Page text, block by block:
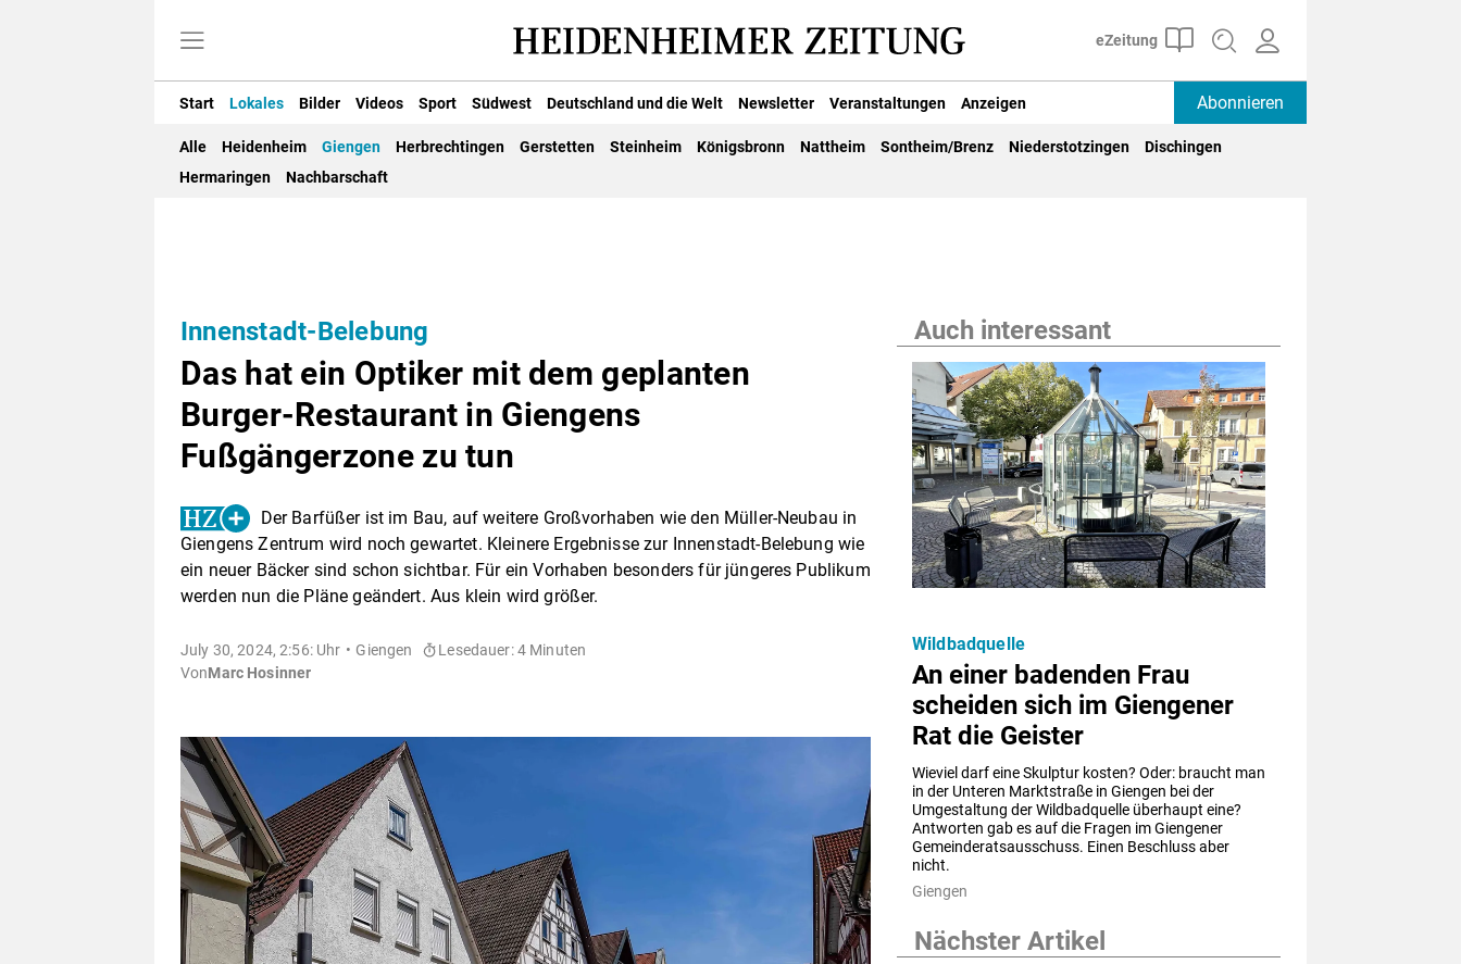
Start Lokales Bilder Videos Sport Südwest Deutschland und die Welt Newsletter Veranstaltungen Anzeigen Abonnieren
Alle Heidenheim Giengen Herbrechtingen Gerstetten Steinheim Königsbronn Nattheim Sontheim/Brenz Niederstotzingen
Dischingen
Hermaringen
Nachbarschaft
Innenstadt-Belebung
Das hat ein Optiker mit dem geplanten
Burger-Restaurant in Giengens
Fußgängerzone zu tun
Der Barfüßer ist im Bau, auf weitere Großvorhaben wie den Müller-Neubau in
Giengens Zentrum wird noch gewartet. Kleinere Ergebnisse zur Innenstadt-Belebung wie
ein neuer Bäcker sind schon sichtbar. Für ein Vorhaben besonders für jüngeres Publikum
werden nun die Pläne geändert. Aus klein wird größer.
July 30, 2024, 2:56: Uhr Giengen
Lesedauer: 4 Minuten
VonMarc Hosinner
Auch interessant
An einer badenden Frau
scheiden sich im Giengener
Rat die Geister
Wieviel darf eine Skulptur kosten? Oder: braucht man
in der Unteren Marktstraße in Giengen bei der
Umgestaltung der Wildbadquelle überhaupt eine?
Antworten gab es auf die Fragen im Giengener
Gemeinderatsausschuss. Einen Beschluss aber
nicht.
Wildbadquelle
Giengen
Nächster Artikel